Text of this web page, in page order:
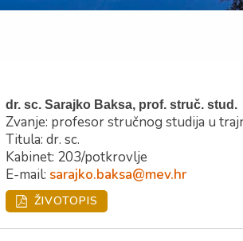
dr. sc. Sarajko Baksa, prof. struč. stud.
Zvanje: profesor stručnog studija u
Titula: dr. sc.
Kabinet: 203/potkrovlje
E-mail:sarajko.baksa@mev.hr
ŽIVOTOPIS